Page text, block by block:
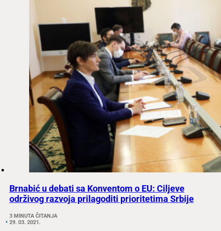
Brnabić u debati sa Konventom o EU: Ciljeve
održivog razvoja prilagoditi prioritetima Srbije
3 MINUTA ČITANJA
29. 03. 2021.